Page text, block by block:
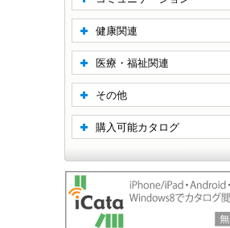
健康関連
医療・福祉関連
その他
購入可能カタログ